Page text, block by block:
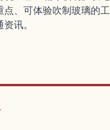
点、可体验吹制玻璃的
讯。